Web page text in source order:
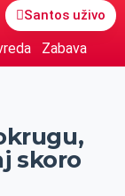
Santos uživo
Zabava
skoro